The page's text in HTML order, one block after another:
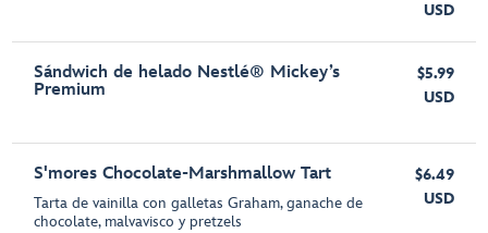
USD
Sándwich de helado Nestlé® Mickey’s
Premium
$5.99
USD
S'mores Chocolate-Marshmallow Tart
Tarta de vainilla con galletas Graham, ganache de
chocolate, malvavisco y pretzels
$6.49
USD